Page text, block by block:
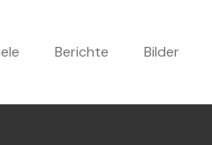
Berichte Bilder